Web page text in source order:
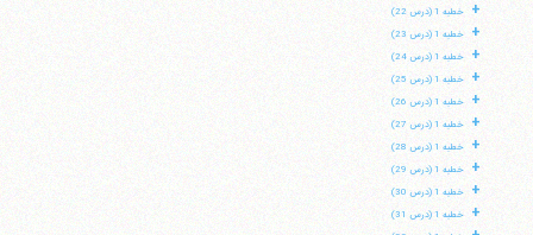
+ خطبه 1 (درس 22)
+ خطبه 1 (درس 23)
+ خطبه 1 (درس 24)
+ خطبه 1 (درس 25)
+ خطبه 1 (درس 26)
+ خطبه 1 (درس 27)
+ خطبه 1 (درس 28)
+ خطبه 1 (درس 29)
+ خطبه 1 (درس 30)
+ خطبه 1 (درس 31)